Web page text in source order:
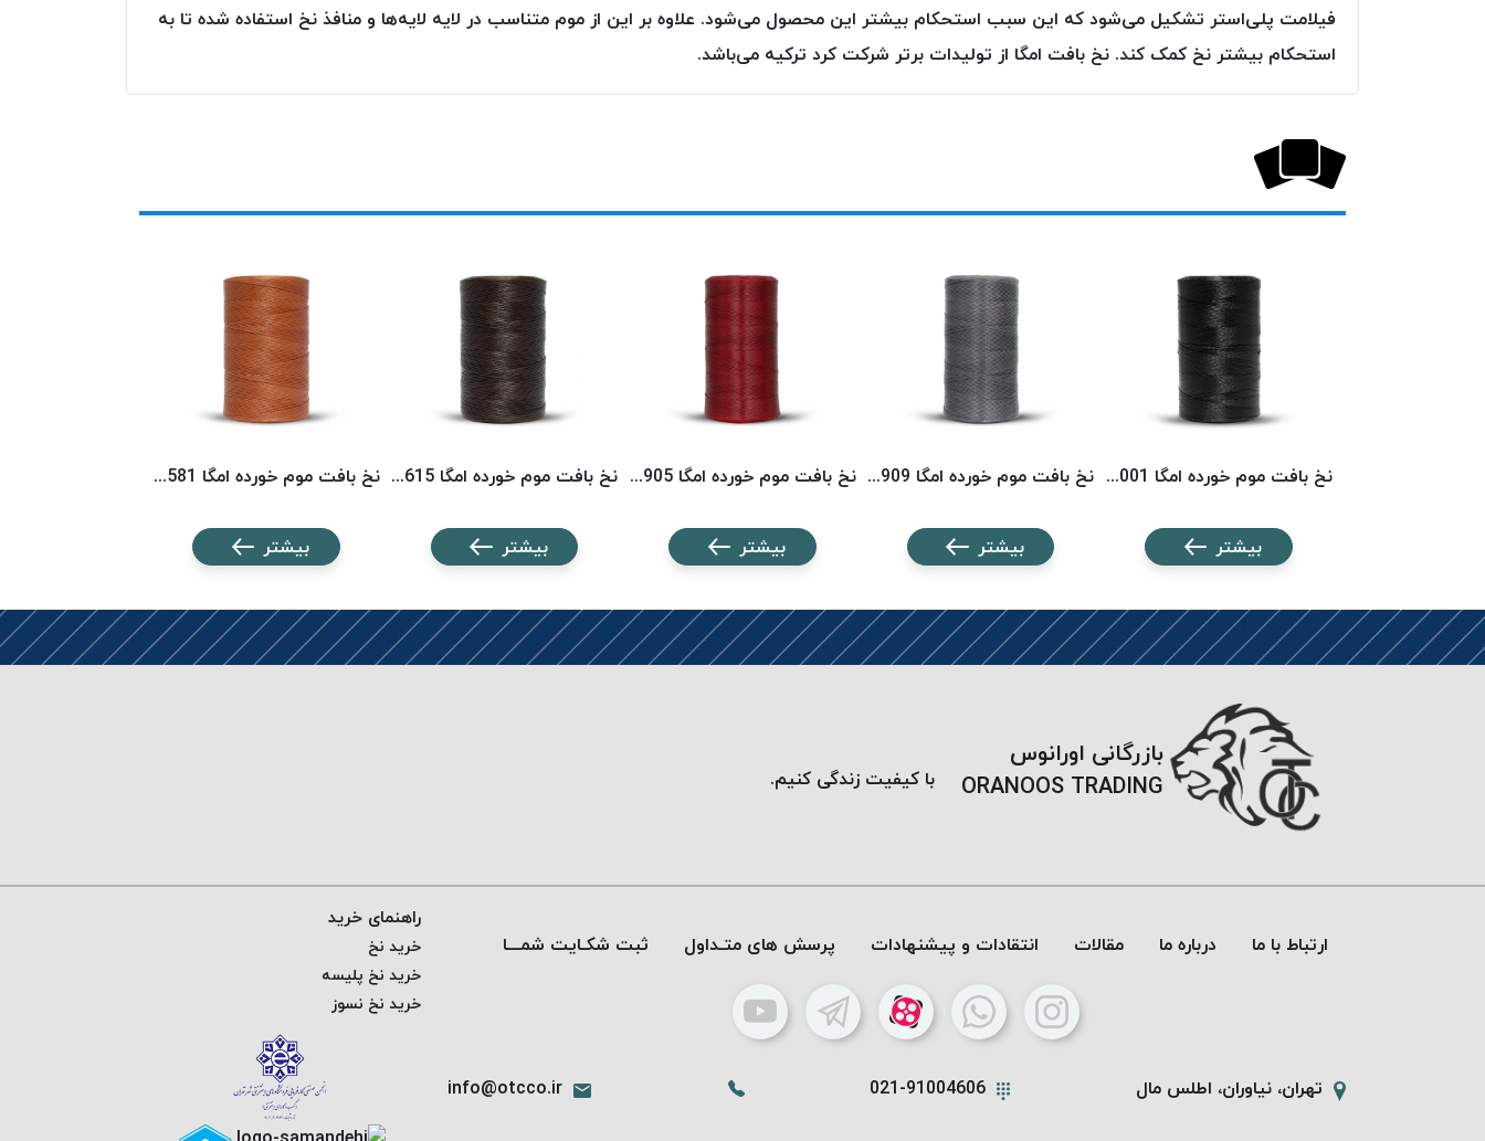
فیلامت پلی‌استر تشکیل می‌شود که این سبب استحکام بیشتر این محصول می‌شود. علاوه بر این از موم متناسب در لایه لایه‌ها و منافذ نخ استفاده شده تا به
استحکام بیشتر نخ کمک کند. نخ بافت امگا از تولیدات برتر شرکت کرد ترکیه می‌باشد.
نخ بافت موم خورده امگا 6001 (500 متری) OMEGA
بیشتر
نخ بافت موم خورده امگا 2909 (500 متری) OMEGA
بیشتر
نخ بافت موم خورده امگا 2905 (500 متری) OMEGA
بیشتر
نخ بافت موم خورده امگا 6615 (500 متری) OMEGA
بیشتر
نخ بافت موم خورده امگا 6581 (500 متری) OMEGA
بیشتر
بازرگانی اورانوس
ORANOOS TRADING
با کیفیت زندگی کنیم.
ارتباط با ما درباره ما مقالات انتقادات و پیشنهادات پرسش های متـداول ثبت شکـایت شمـــا
تهران، نیاوران، اطلس مال 021-91004606
info@otcco.ir
راهنمای خرید
خرید نخ
خرید نخ پلیسه
خرید نخ نسوز